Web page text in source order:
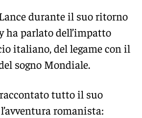
durante il suo ritorno
ha parlato dell’impatto
italiano, del legame con il
sogno Mondiale.
tutto il suo
romanista: